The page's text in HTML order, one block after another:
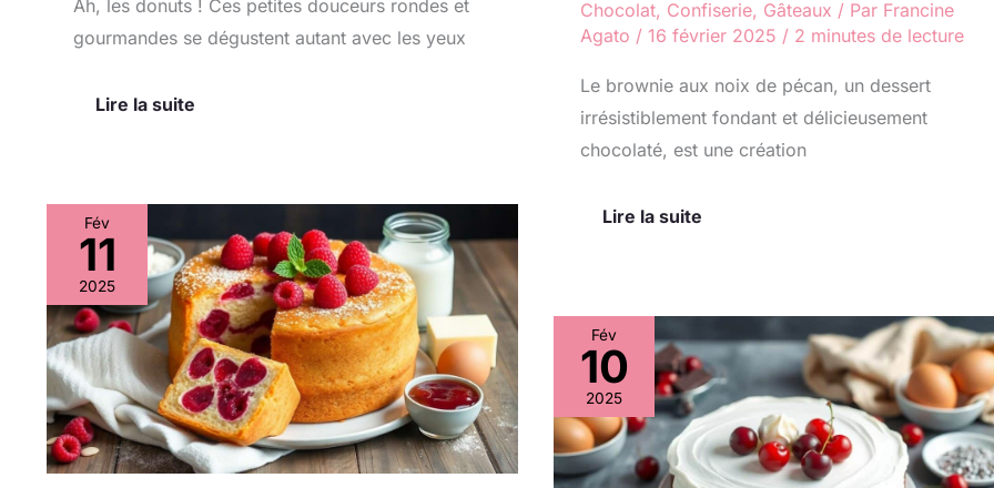
Ah, les donuts ! Ces petites douceurs rondes et
gourmandes se dégustent autant avec les yeux
Lire la suite
Chocolat, Confiserie, Gâteaux / Par Francine
Agato / 16 février 2025 / 2 minutes de lecture
Le brownie aux noix de pécan, un dessert
irrésistiblement fondant et délicieusement
chocolaté, est une création
Lire la suite
Fév
11
2025
Cake
ultra
moelleux
fourré
à
la
framboise
:
la
recette
Fév
10
2025
Forêt
Noire
façon
Naked
Cake
: